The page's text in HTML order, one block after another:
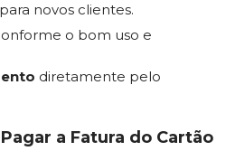
para novos clientes.
o bom uso e
diretamente pelo
a Fatura do Cartão